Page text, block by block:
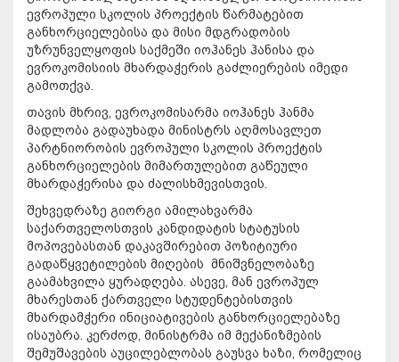
ევროპული სკოლის პროექტის წარმატებით
განხორციელებისა და მისი მდგრადობის
უზრუნველყოფის საქმეში იოჰანეს ჰანისა და
ევროკომისიის მხარდაჭერის გაძლიერების იმედი
გამოთქვა.
თავის მხრივ, ევროკომისარმა იოჰანეს ჰანმა
მადლობა გადაუხადა მინისტრს აღმოსავლეთ
პარტნიორობის ევროპული სკოლის პროექტის
განხორციელების მიმართულებით გაწეული
მხარდაჭერისა და ძალისხმევისთვის.
შეხვედრაზე გიორგი ამილახვარმა
საქართველოსთვის კანდიდატის სტატუსის
მოპოვებასთან დაკავშირებით პოზიტიური
გადაწყვეტილების მიღების მნიშვნელობაზე
გაამახვილა ყურადღება. ასევე, მან ევროპულ
მხარესთან ქართველი სტუდენტებისთვის
მხარდამჭერი ინიციატივების განხორციელებაზე
ისაუბრა. კერძოდ, მინისტრმა იმ მექანიზმების
შემუშავების აუცილებლობას გაუსვა ხაზი, რომელიც